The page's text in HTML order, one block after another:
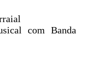
com Banda